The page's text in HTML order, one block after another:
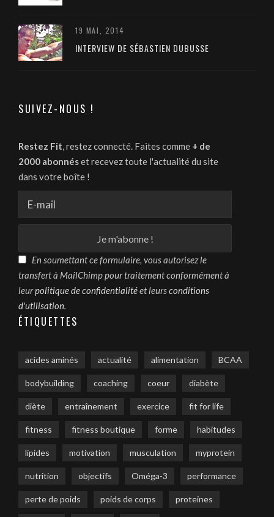
19 MAI, 2014
INTERVIEW DE SÉBASTIEN DUBUSSE
SUIVEZ-NOUS !
Restez Fit, restez connecté. Faites comme + de
2000 abonnéset recevez toute l'actualité du site
dans votre boîte !
En soumettant ce formulaire, vous autorisez le
transfert à MailChimp pour traitement conformément à
leurpolitique de confidentialitéet leursconditions
d'utilisation.
ÉTIQUETTES
acides aminés actualité alimentation BCAA
bodybuilding coaching coeur diabète
diète entraînement exercice fit for life
fitness fitness boutique forme habitudes
lipides motivation musculation myprotein
nutrition objectifs Oméga-3 performance
perte de poids poids de corps proteines